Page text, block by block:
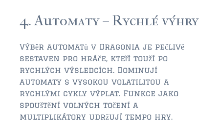
$150,000 and down
$350,000 – $500,000
$500,000 – $750,000
$750,000 – $1,000,000
$1,000,000 – $2,000,000
4. Automaty – Rychlé výhry
Výběr automatů v Dragonia je pečlivě
sestaven pro hráče, kteří touží po
rychlých výsledcích. Dominují
automaty s vysokou volatilitou a
rychlými cykly výplat. Funkce jako
spouštění volných točení a
multiplikátory udržují tempo hry.